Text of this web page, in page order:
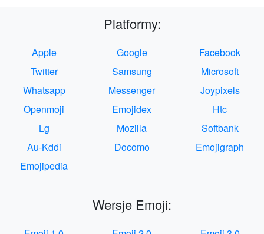
Platformy:
Apple Google
Facebook
Twitter
Samsung
Microsoft
Whatsapp
Messenger
Joypixels
Openmoji
Emojidex
Htc
Lg
Mozilla
Softbank
Au-Kddi
Docomo
Emojigraph
Emojipedia
Wersje Emoji: